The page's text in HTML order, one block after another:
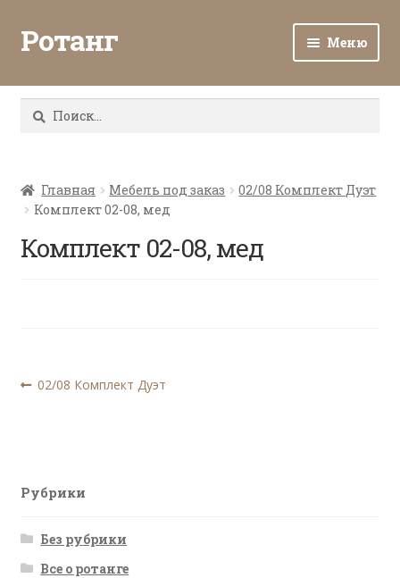
Ротанг Меню
Каталог
Найти:
Главная Мебель под заказ
02/08 Комплект Дуэт
Комплект 02-08, мед
Комплект 02-08, мед
Навигация
Предыдущая
02/08 Комплект Дуэт
Рубрики
Без рубрики
Все о ротанге